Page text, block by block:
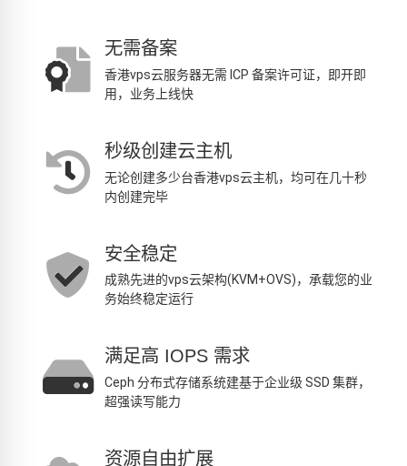
无需备案
香港vps云服务器无需 ICP 备案许可证，即开即
用，业务上线快
秒级创建云主机
无论创建多少台香港vps云主机，均可在几十秒
内创建完毕
安全稳定
成熟先进的vps云架构(KVM+OVS)，承载您的业
务始终稳定运行
满足高 IOPS 需求
Ceph 分布式存储系统建基于企业级 SSD 集群，
超强读写能力
资源自由扩展